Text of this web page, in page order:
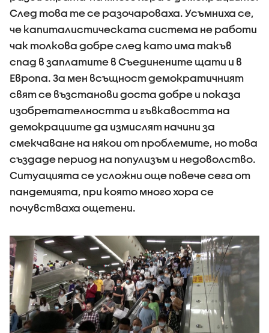
След това те се разочароваха. Усъмниха се,
че капиталистическата система не работи
чак толкова добре след като има такъв
спад в заплатите в Съединените щати и в
Европа. За мен всъщност демократичният
свят се възстанови доста добре и показа
изобретателността и гъвкавостта на
демокрациите да измислят начини за
смекчаване на някои от проблемите, но това
създаде период на популизъм и недоволство.
Ситуацията се усложни още повече сега от
пандемията, при която много хора се
почувстваха ощетени.